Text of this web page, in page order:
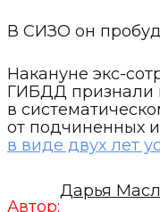
В СИЗО он
Накануне экс-
ГИБДД признали
в
от подчиненных
в виде двух лет
Автор:
Дарья